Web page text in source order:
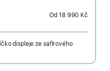
Od18 990 Kč
displeje ze safírového